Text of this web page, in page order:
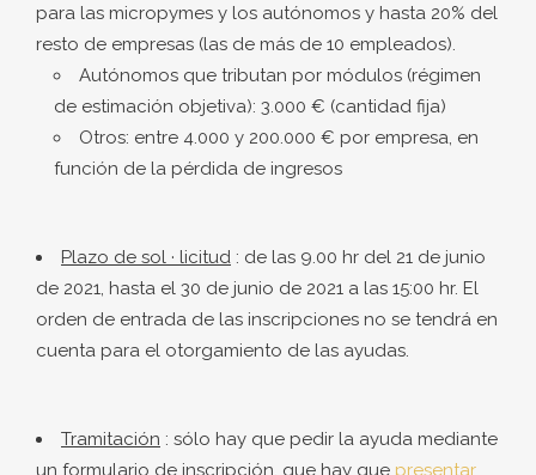
para las micropymes y los autónomos y hasta 20% del
resto de empresas (las de más de 10 empleados).
Autónomos que tributan por módulos (régimen
de estimación objetiva): 3.000 € (cantidad fija)
Otros: entre 4.000 y 200.000 € por empresa, en
función de la pérdida de ingresos
Plazo de sol · licitud : de las 9.00 hr del 21 de junio
de 2021, hasta el 30 de junio de 2021 a las 15:00 hr. El
orden de entrada de las inscripciones no se tendrá en
cuenta para el otorgamiento de las ayudas.
Tramitación : sólo hay que pedir la ayuda mediante
un formulario de inscripción, que hay que presentar